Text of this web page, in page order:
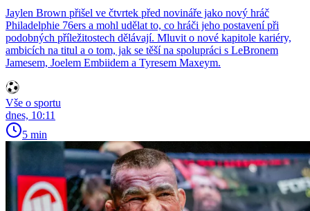
Jaylen Brown přišel ve čtvrtek před novináře jako nový hráč
Philadelphie 76ers a mohl udělat to, co hráči jeho postavení při
podobných příležitostech dělávají. Mluvit o nové kapitole kariéry,
ambicích na titul a o tom, jak se těší na spolupráci s LeBronem
Jamesem, Joelem Embiidem a Tyresem Maxeym.
Vše o sportu
dnes, 10:11
5 min